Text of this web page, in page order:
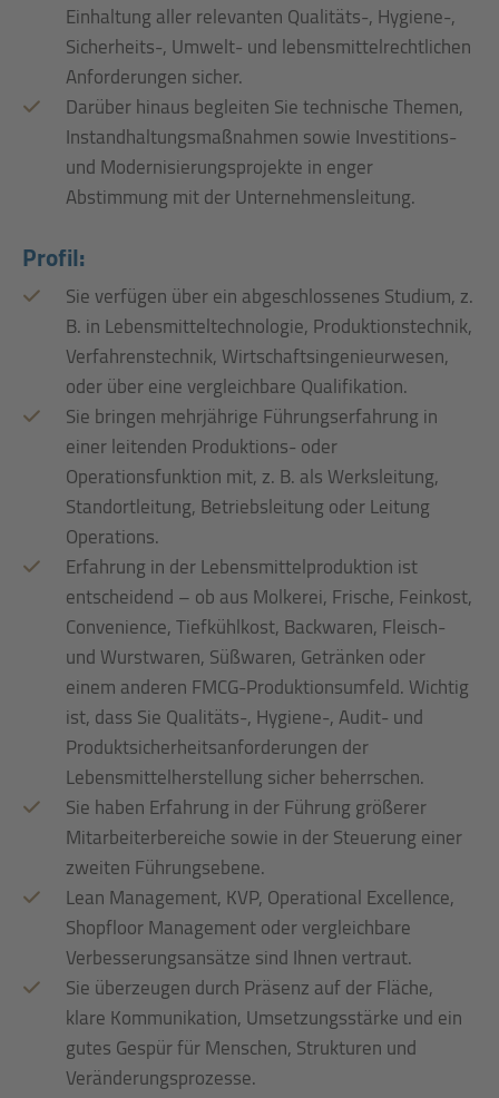
Einhaltung aller relevanten Qualitäts-, Hygiene-,
Sicherheits-, Umwelt- und lebensmittelrechtlichen
Anforderungen sicher.
Darüber hinaus begleiten Sie technische Themen,
Instandhaltungsmaßnahmen sowie Investitions-
und Modernisierungsprojekte in enger
Abstimmung mit der Unternehmensleitung.
Profil:
Sie verfügen über ein abgeschlossenes Studium, z.
B. in Lebensmitteltechnologie, Produktionstechnik,
Verfahrenstechnik, Wirtschaftsingenieurwesen,
oder über eine vergleichbare Qualifikation.
Sie bringen mehrjährige Führungserfahrung in
einer leitenden Produktions- oder
Operationsfunktion mit, z. B. als Werksleitung,
Standortleitung, Betriebsleitung oder Leitung
Operations.
Erfahrung in der Lebensmittelproduktion ist
entscheidend – ob aus Molkerei, Frische, Feinkost,
Convenience, Tiefkühlkost, Backwaren, Fleisch-
und Wurstwaren, Süßwaren, Getränken oder
einem anderen FMCG-Produktionsumfeld. Wichtig
ist, dass Sie Qualitäts-, Hygiene-, Audit- und
Produktsicherheitsanforderungen der
Lebensmittelherstellung sicher beherrschen.
Sie haben Erfahrung in der Führung größerer
Mitarbeiterbereiche sowie in der Steuerung einer
zweiten Führungsebene.
Lean Management, KVP, Operational Excellence,
Shopfloor Management oder vergleichbare
Verbesserungsansätze sind Ihnen vertraut.
Sie überzeugen durch Präsenz auf der Fläche,
klare Kommunikation, Umsetzungsstärke und ein
gutes Gespür für Menschen, Strukturen und
Veränderungsprozesse.